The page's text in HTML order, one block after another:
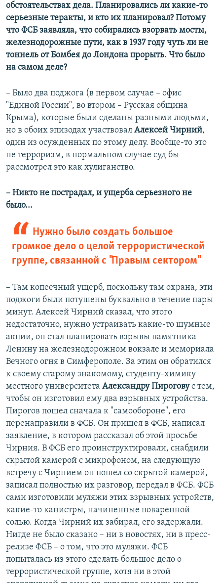
обстоятельствах дела. Планировались ли какие-то
серьезные теракты, и кто их планировал? Потому
что ФСБ заявляла, что собирались взорвать мосты,
железнодорожные пути, как в 1937 году чуть ли не
тоннель от Бомбея до Лондона прорыть. Что было
на самом деле?
– Было два поджога (в первом случае – офис
"Единой России", во втором – Русская община
Крыма), которые были сделаны разными людьми,
но в обоих эпизодах участвовал Алексей Чирний,
один из осужденных по этому делу. Вообще-то это
не терроризм, в нормальном случае суд бы
рассмотрел это как хулиганство.
– Никто не пострадал, и ущерба серьезного не
было...
Нужно было создать большое
громкое дело о целой террористической
группе, связанной с "Правым сектором"
– Там копеечный ущерб, поскольку там охрана, эти
поджоги были потушены буквально в течение пары
минут. Алексей Чирний сказал, что этого
недостаточно, нужно устраивать какие-то шумные
акции, он стал планировать взрывы памятника
Ленину на железнодорожном вокзале и мемориала
Вечного огня в Симферополе. За этим он обратился
к своему старому знакомому, студенту-химику
местного университета Александру Пироговус тем,
чтобы он изготовил ему два взрывных устройства.
Пирогов пошел сначала к "самообороне", его
перенаправили в ФСБ. Он пришел в ФСБ, написал
заявление, в котором рассказал об этой просьбе
Чирния. В ФСБ его проинструктировали, снабдили
скрытой камерой с микрофоном, на следующую
встречу с Чирнием он пошел со скрытой камерой,
записал полностью их разговор, передал в ФСБ. ФСБ
сами изготовили муляжи этих взрывных устройств,
какие-то канистры, начиненные поваренной
солью. Когда Чирний их забирал, его задержали.
Нигде не было сказано – ни в новостях, ни в пресс-
релизе ФСБ – о том, что это муляжи. ФСБ
попыталась из этого сделать большое дело о
террористической группе, хотя ни в этой